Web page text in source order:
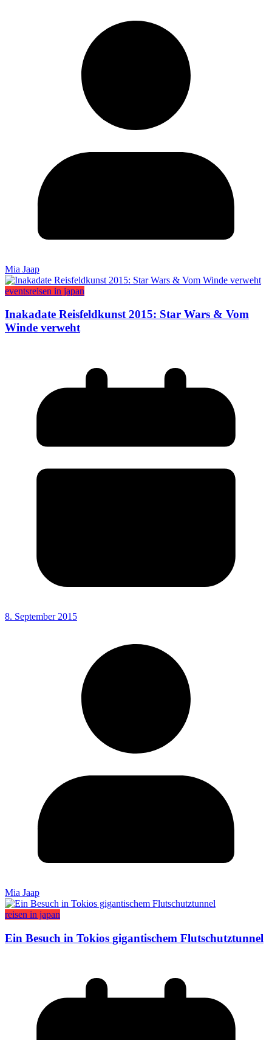
Mia Jaap
eventsreisen in japan
Inakadate Reisfeldkunst 2015: Star Wars & Vom
Winde verweht
8. September 2015
Mia Jaap
reisen in japan
Ein Besuch in Tokios gigantischem Flutschutztunnel